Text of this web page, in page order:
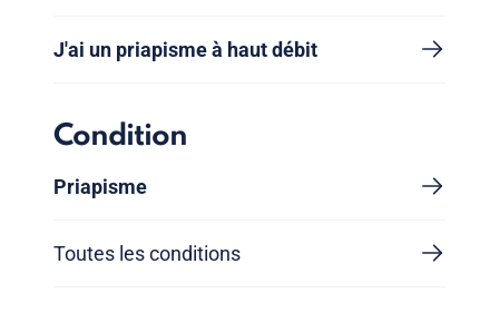
J'ai un priapisme à haut débit
Condition
Priapisme
Toutes les conditions